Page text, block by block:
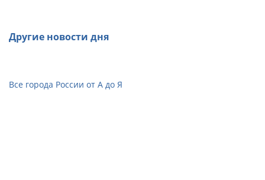
Другие новости дня
Все города России от А до Я